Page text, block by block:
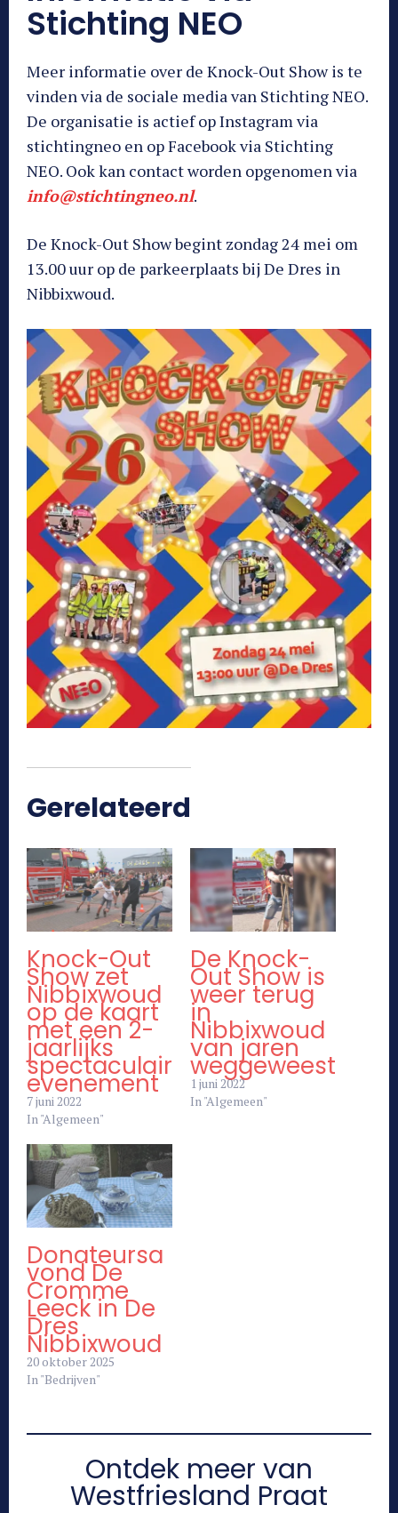
Stichting NEO
Meer informatie over de Knock-Out Show is te
vinden via de sociale media van Stichting NEO.
De organisatie is actief op Instagram via
stichtingneo en op Facebook via Stichting
NEO. Ook kan contact worden opgenomen via
info@stichtingneo.nl.
De Knock-Out Show begint zondag 24 mei om
13.00 uur op de parkeerplaats bij De Dres in
Nibbixwoud.
Gerelateerd
Knock-Out
Show zet
Nibbixwoud
op de kaart
met een 2-
jaarlijks
spectaculair
evenement
7 juni 2022
In "Algemeen"
De Knock-
Out Show is
weer terug
in
Nibbixwoud
van jaren
weggeweest
1 juni 2022
In "Algemeen"
Donateursa
vond De
Cromme
Leeck in De
Dres
Nibbixwoud
20 oktober 2025
In "Bedrijven"
Ontdek meer van
Westfriesland Praat